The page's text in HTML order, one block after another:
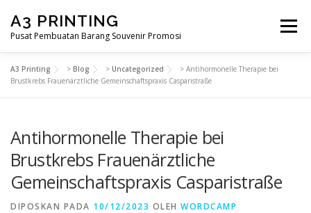
konten
A3 PRINTING
Pusat Pembuatan Barang Souvenir Promosi
Menu
BERANDA PRODUK KAMI SHOP
SAMPLE PAGE
A3 Printing > Blog > Uncategorized > Antihormonelle Therapie bei
Brustkrebs Frauenärztliche Gemeinschaftspraxis Casparistraße
Antihormonelle Therapie bei
Brustkrebs Frauenärztliche
Gemeinschaftspraxis Casparistraße
DIPOSKAN PADA 10/12/2023 OLEH WORDCAMP